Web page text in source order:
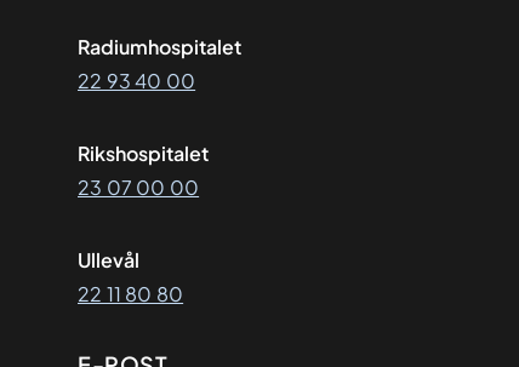
Radiumhospitalet
22 93 40 00
Rikshospitalet
23 07 00 00
Ullevål
22 11 80 80